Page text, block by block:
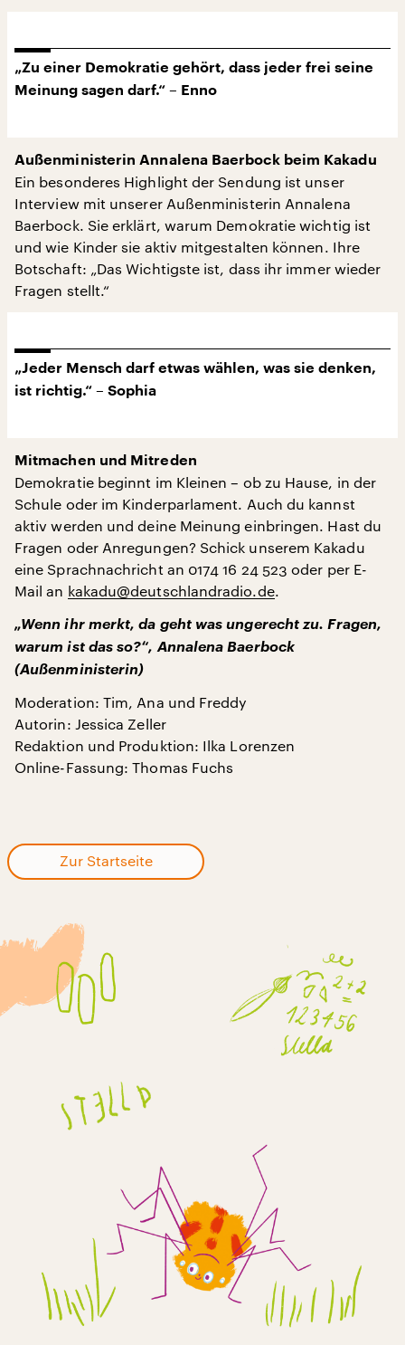
„Zu einer Demokratie gehört, dass jeder frei seine
Meinung sagen darf.“ – Enno
Außenministerin Annalena Baerbock beim Kakadu
Ein besonderes Highlight der Sendung ist unser
Interview mit unserer Außenministerin Annalena
Baerbock. Sie erklärt, warum Demokratie wichtig ist
und wie Kinder sie aktiv mitgestalten können. Ihre
Botschaft: „Das Wichtigste ist, dass ihr immer wieder
Fragen stellt.“
„Jeder Mensch darf etwas wählen, was sie denken,
ist richtig.“ – Sophia
Mitmachen und Mitreden
Demokratie beginnt im Kleinen – ob zu Hause, in der
Schule oder im Kinderparlament. Auch du kannst
aktiv werden und deine Meinung einbringen. Hast du
Fragen oder Anregungen? Schick unserem Kakadu
eine Sprachnachricht an 0174 16 24 523 oder per E-
Mail an kakadu@deutschlandradio.de.
„Wenn ihr merkt, da geht was ungerecht zu. Fragen,
warum ist das so?“, Annalena Baerbock
(Außenministerin)
Moderation: Tim, Ana und Freddy
Autorin: Jessica Zeller
Redaktion und Produktion: Ilka Lorenzen
Online-Fassung: Thomas Fuchs
Zur Startseite